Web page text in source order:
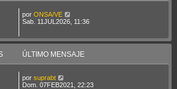
por ONSA/VE
Sab. 11JUL2026, 11:36
ÚLTIMO MENSAJE
por suprabt
Dom. 07FEB2021, 22:23